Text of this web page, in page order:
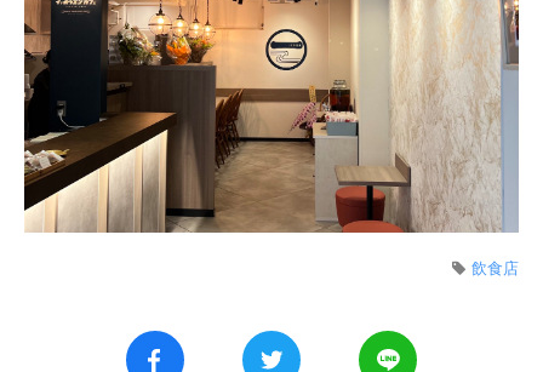
飲食店